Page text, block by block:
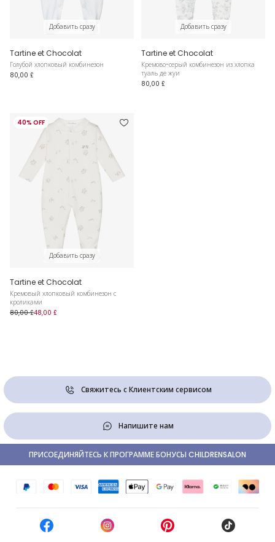
Добавить сразу
Tartine et Chocolat
Голубой хлопковый комбинезон
80,00 £
Добавить сразу
Tartine et Chocolat
Кремово-серый комбинезон из хлопка
туаль де жуи
80,00 £
40% OFF
Добавить сразу
Tartine et Chocolat
Кремовый хлопковый комбинезон с
кроликами
80,00 £48,00 £
Свяжитесь с Клиентским сервисом
Напишите нам
ПРИСОЕДИНЯЙТЕСЬ К ПРОГРАММЕ БОНУСЫ CHILDRENSALON